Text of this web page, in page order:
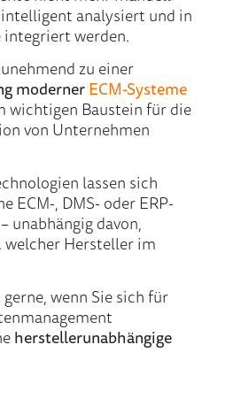
analysiert und in
integriert werden.
zu einer
modernerECM-Systeme
wichtigen Baustein für die
von Unternehmen
lassen sich
ECM-, DMS- oder ERP-
unabhängig davon,
welcher Hersteller im
gerne, wenn Sie sich für
herstellerunabhängige